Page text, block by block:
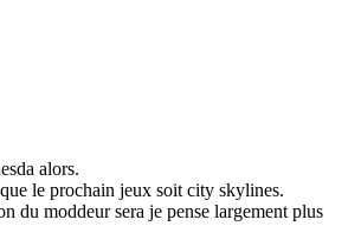
alors.
le prochain jeux soit city skylines.
du moddeur sera je pense largement plus